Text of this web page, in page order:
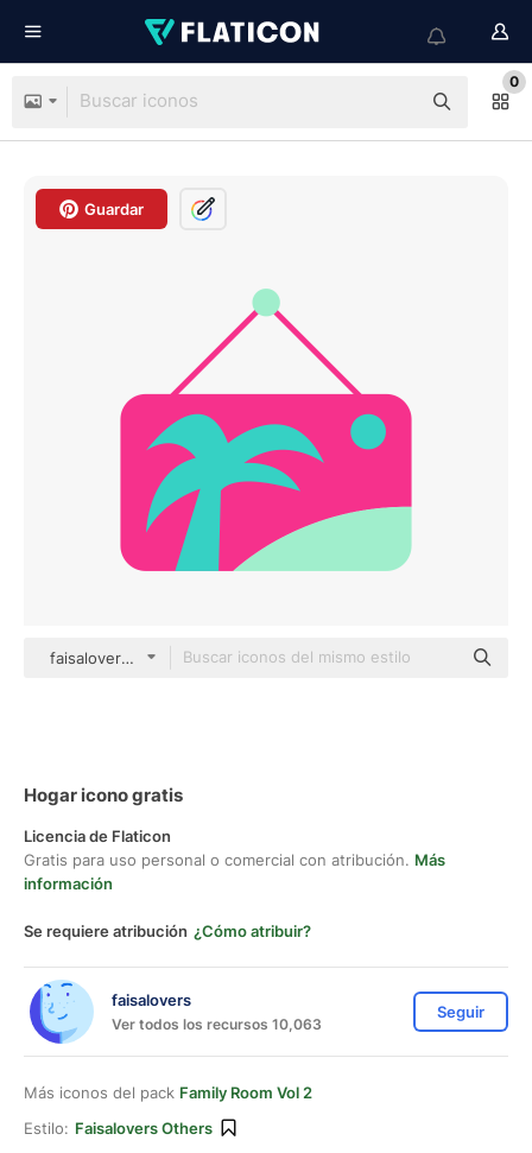
0
Guardar
faisalovers Others
Hogar icono gratis
Licencia de Flaticon
Gratis para uso personal o comercial con atribución. Más
información
Se requiere atribución ¿Cómo atribuir?
faisalovers
Ver todos los recursos 10,063
Seguir
Más iconos del pack Family Room Vol 2
Estilo: Faisalovers Others